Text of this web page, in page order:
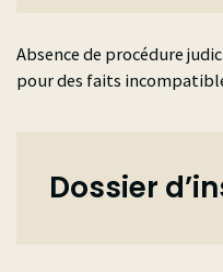
Absence de procédure
pour des faits
Dossier